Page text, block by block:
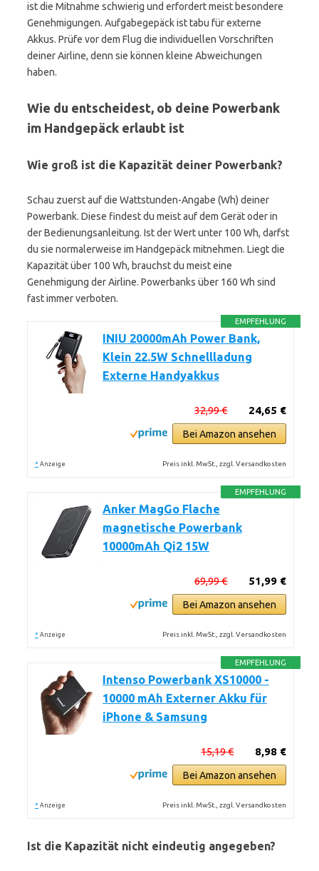
ist die Mitnahme schwierig und erfordert meist besondere
Genehmigungen. Aufgabegepäck ist tabu für externe
Akkus. Prüfe vor dem Flug die individuellen Vorschriften
deiner Airline, denn sie können kleine Abweichungen
haben.
Wie du entscheidest, ob deine Powerbank
im Handgepäck erlaubt ist
Wie groß ist die Kapazität deiner Powerbank?
Schau zuerst auf die Wattstunden-Angabe (Wh) deiner
Powerbank. Diese findest du meist auf dem Gerät oder in
der Bedienungsanleitung. Ist der Wert unter 100 Wh, darfst
du sie normalerweise im Handgepäck mitnehmen. Liegt die
Kapazität über 100 Wh, brauchst du meist eine
Genehmigung der Airline. Powerbanks über 160 Wh sind
fast immer verboten.
EMPFEHLUNG
INIU 20000mAh Power Bank,
Klein 22.5W Schnellladung
Externe Handyakkus
24,65 €
32,99 €
Bei Amazon ansehen
* Anzeige Preis inkl. MwSt., zzgl. Versandkosten
EMPFEHLUNG
Anker MagGo Flache
magnetische Powerbank
10000mAh Qi2 15W
51,99 €
69,99 €
Bei Amazon ansehen
* Anzeige Preis inkl. MwSt., zzgl. Versandkosten
EMPFEHLUNG
Intenso Powerbank XS10000 -
10000 mAh Externer Akku für
iPhone & Samsung
8,98 €
15,19 €
Bei Amazon ansehen
* Anzeige Preis inkl. MwSt., zzgl. Versandkosten
Ist die Kapazität nicht eindeutig angegeben?